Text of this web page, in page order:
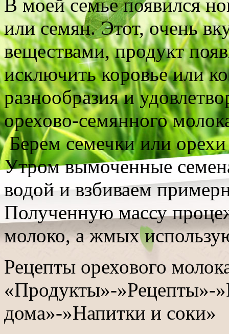
В моей семье появился
или семян. Этот, очень
веществами, продукт
исключить коровье или
разнообразия и
орехово-семянного
Берем семечки или
Утром вымоченные
водой и взбиваем
Полученную массу
молоко, а жмых
Рецепты орехового
«Продукты»-»Рецепты»-
дома»-»Напитки и соки»